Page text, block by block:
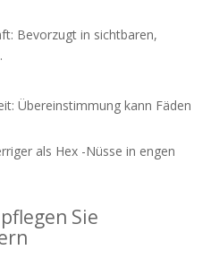
Bevorzugt in sichtbaren,
Übereinstimmung kann Fäden
als Hex -Nüsse in engen
Sie